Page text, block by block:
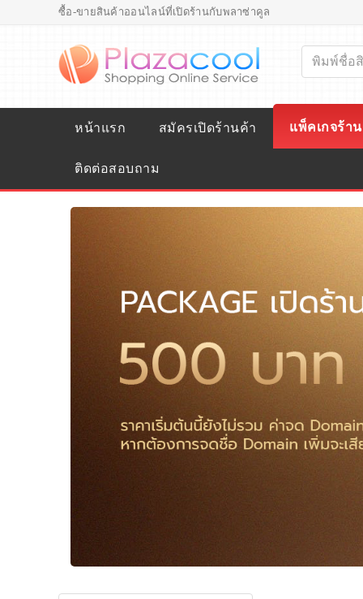
ซื้อ-ขายสินค้าออนไลน์ที่เปิดร้านกับพลาซ่าคูล
หน้าแรก สมัครเปิดร้านค้า แพ็คเกจร้า
ติดต่อสอบถาม